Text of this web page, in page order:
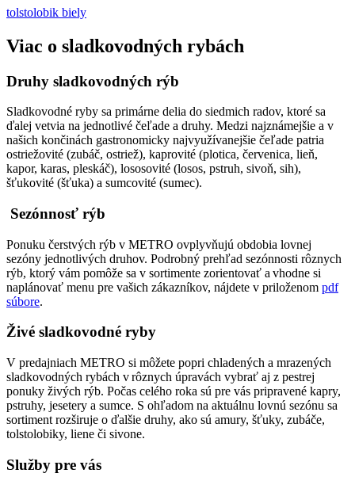
tolstolobik biely
Viac o sladkovodných rybách
Druhy sladkovodných rýb
Sladkovodné ryby sa primárne delia do siedmich radov, ktoré sa
ďalej vetvia na jednotlivé čeľade a druhy. Medzi najznámejšie a v
našich končinách gastronomicky najvyužívanejšie čeľade patria
ostriežovité (zubáč, ostriež), kaprovité (plotica, červenica, lieň,
kapor, karas, pleskáč), lososovité (losos, pstruh, sivoň, sih),
šťukovité (šťuka) a sumcovité (sumec).
Sezónnosť rýb
Ponuku čerstvých rýb v METRO ovplyvňujú obdobia lovnej
sezóny jednotlivých druhov. Podrobný prehľad sezónnosti rôznych
rýb, ktorý vám pomôže sa v sortimente zorientovať a vhodne si
naplánovať menu pre vašich zákazníkov, nájdete v priloženom pdf
súbore.
Živé sladkovodné ryby
V predajniach METRO si môžete popri chladených a mrazených
sladkovodných rybách v rôznych úpravách vybrať aj z pestrej
ponuky živých rýb. Počas celého roka sú pre vás pripravené kapry,
pstruhy, jesetery a sumce. S ohľadom na aktuálnu lovnú sezónu sa
sortiment rozširuje o ďalšie druhy, ako sú amury, šťuky, zubáče,
tolstolobiky, liene či sivone.
Služby pre vás